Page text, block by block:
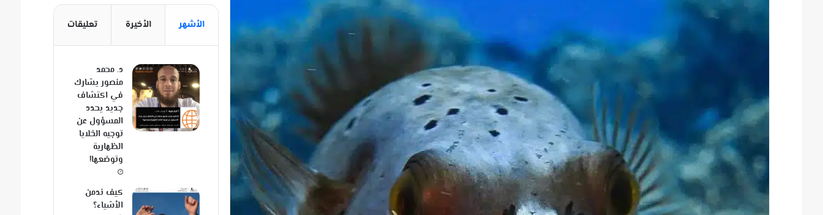
ا
الأشهر الأخيرة تعليقات
د. محمد
منصور يشارك
في اكتشاف
جديد يحدد
المسؤول عن
توجيه الخلايا
الظهارية
وتوضعها!
كيف ندمن
الأشياء؟